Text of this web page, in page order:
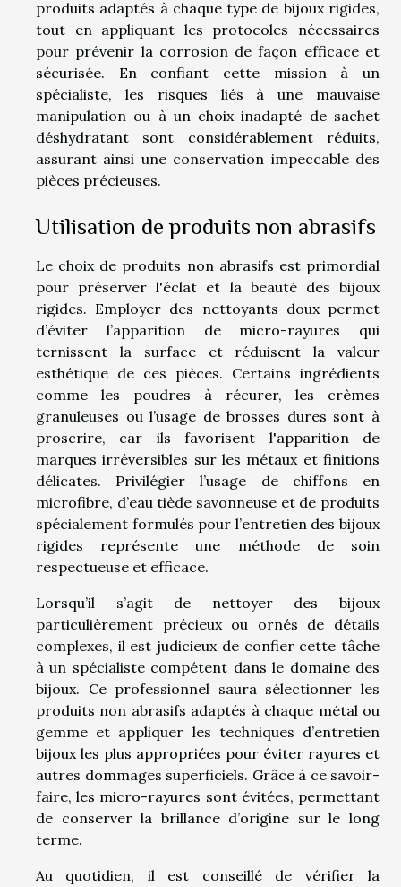
produits adaptés à chaque type de bijoux rigides,
tout en appliquant les protocoles nécessaires
pour prévenir la corrosion de façon efficace et
sécurisée. En confiant cette mission à un
spécialiste, les risques liés à une mauvaise
manipulation ou à un choix inadapté de sachet
déshydratant sont considérablement réduits,
assurant ainsi une conservation impeccable des
pièces précieuses.
Utilisation de produits non abrasifs
Le choix de produits non abrasifs est primordial
pour préserver l'éclat et la beauté des bijoux
rigides. Employer des nettoyants doux permet
d’éviter l’apparition de micro-rayures qui
ternissent la surface et réduisent la valeur
esthétique de ces pièces. Certains ingrédients
comme les poudres à récurer, les crèmes
granuleuses ou l’usage de brosses dures sont à
proscrire, car ils favorisent l'apparition de
marques irréversibles sur les métaux et finitions
délicates. Privilégier l’usage de chiffons en
microfibre, d’eau tiède savonneuse et de produits
spécialement formulés pour l’entretien des bijoux
rigides représente une méthode de soin
respectueuse et efficace.
Lorsqu’il s’agit de nettoyer des bijoux
particulièrement précieux ou ornés de détails
complexes, il est judicieux de confier cette tâche
à un spécialiste compétent dans le domaine des
bijoux. Ce professionnel saura sélectionner les
produits non abrasifs adaptés à chaque métal ou
gemme et appliquer les techniques d’entretien
bijoux les plus appropriées pour éviter rayures et
autres dommages superficiels. Grâce à ce savoir-
faire, les micro-rayures sont évitées, permettant
de conserver la brillance d’origine sur le long
terme.
Au quotidien, il est conseillé de vérifier la